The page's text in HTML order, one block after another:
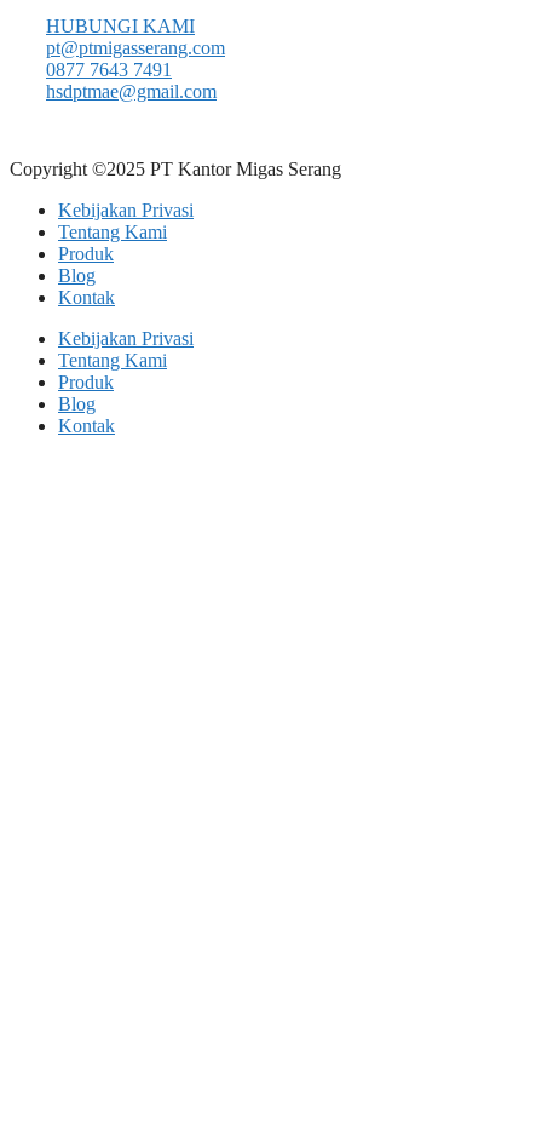
HUBUNGI KAMI
pt@ptmigasserang.com
0877 7643 7491
hsdptmae@gmail.com
Copyright ©2025 PT Kantor Migas Serang
Kebijakan Privasi
Tentang Kami
Produk
Blog
Kontak
Kebijakan Privasi
Tentang Kami
Produk
Blog
Kontak